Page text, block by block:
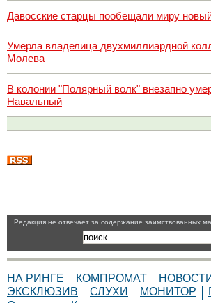
Давосские старцы пообещали миру
Умерла владелица двухмиллиардной
Молева
В колонии "Полярный волк" внезапно
Навальный
Pедакция не отвечает за содержание заимствованных
НА РИНГЕ КОМПРОМАТ
НОВОСТИ
ЭКСКЛЮЗИВ
СЛУХИ МОНИТОР